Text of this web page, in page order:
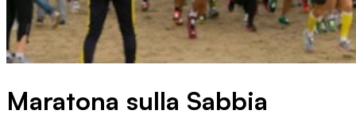
Maratona sulla Sabbia